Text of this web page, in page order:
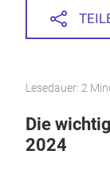
Lesedauer: 2
Die
2024